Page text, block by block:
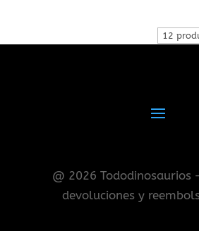
@ 2026 Tododinosaurios
devoluciones y